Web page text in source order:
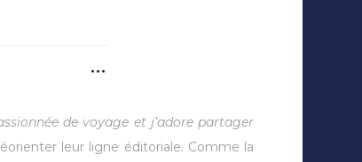
de voyage et j’adore partager
leur ligne éditoriale. Comme la